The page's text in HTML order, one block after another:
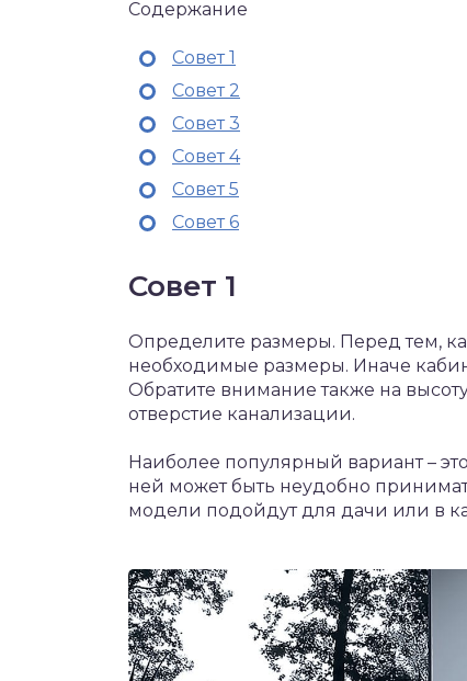
Содержание
Совет 1
Совет 2
Совет 3
Совет 4
Совет 5
Совет 6
Совет 1
Определите размеры. Перед тем,
необходимые размеры. Иначе
Обратите внимание также на
отверстие канализации.
Наиболее популярный вариант –
ней может быть неудобно
модели подойдут для дачи или в